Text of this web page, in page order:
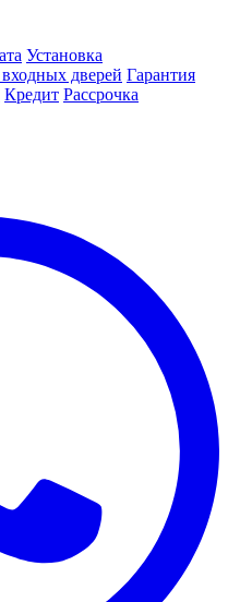
Установка
дверей Гарантия
Кредит Рассрочка